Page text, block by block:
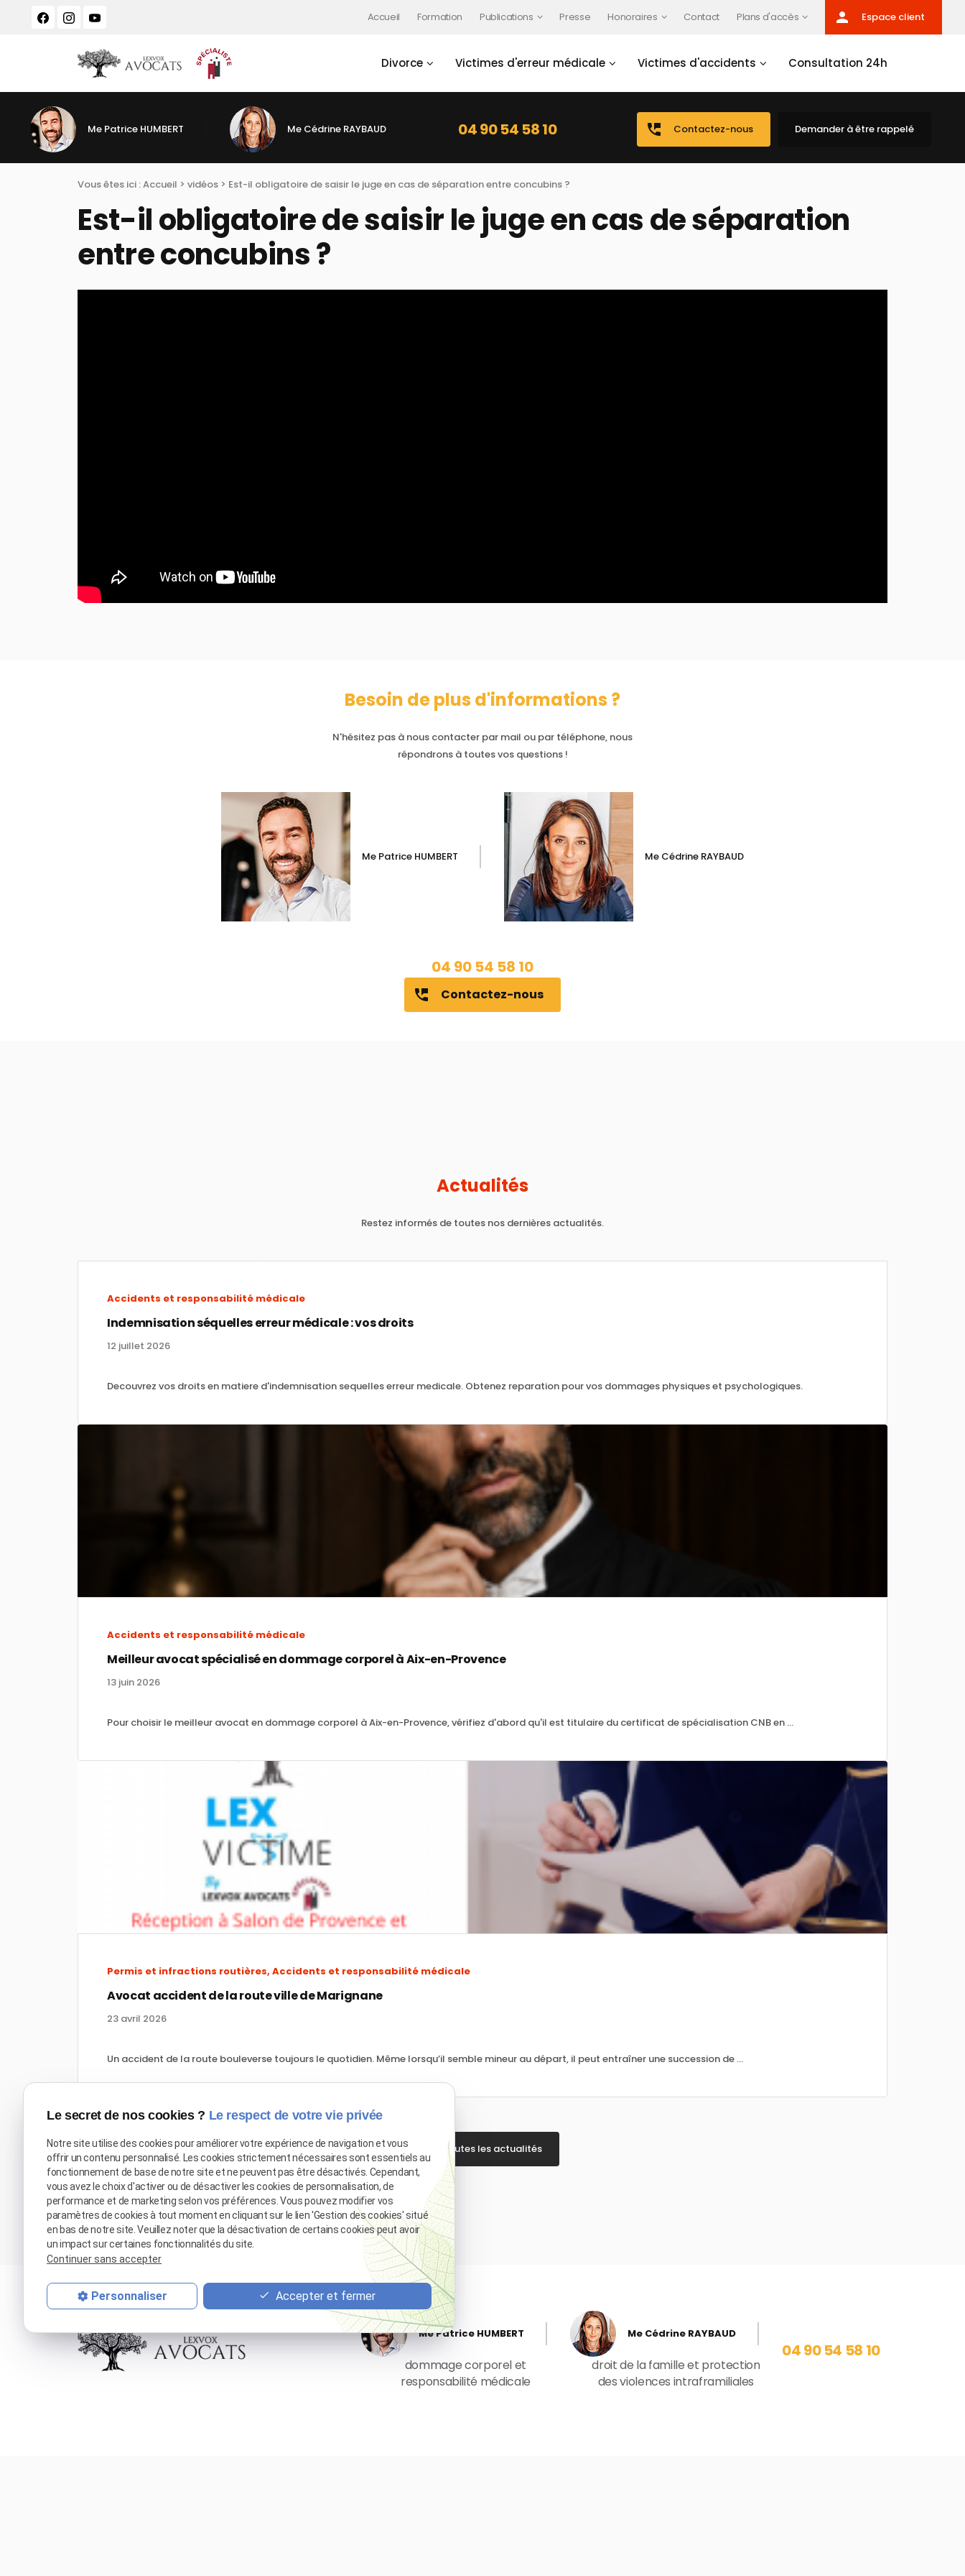
Accueil Formation Publications Presse Honoraires Contact Plans d'accès person Espace client
Divorce Victimes d'erreur médicale Victimes d'accidents Consultation 24h
Me Patrice HUMBERT Me Cédrine RAYBAUD 04 90 54 58 10 perm_phone_msg Contactez-nous Demander à être rappelé
Vous êtes ici :Accueil > vidéos > Est-il obligatoire de saisir le juge en cas de séparation entre concubins ?
Est-il obligatoire de saisir le juge en cas de séparation
entre concubins ?
Besoin de plus d'informations ?
N'hésitez pas à nous contacter par mail ou par téléphone, nous
répondrons à toutes vos questions !
Me Patrice HUMBERT Me Cédrine RAYBAUD
04 90 54 58 10
perm_phone_msg Contactez-nous
Actualités
Restez informés de toutes nos dernières actualités.
Accidents et responsabilité médicale
Indemnisation séquelles erreur médicale : vos droits
12 juillet 2026
Decouvrez vos droits en matiere d'indemnisation sequelles erreur medicale. Obtenez reparation pour vos dommages physiques et psychologiques.
Accidents et responsabilité médicale
Meilleur avocat spécialisé en dommage corporel à Aix-en-Provence
13 juin 2026
Pour choisir le meilleur avocat en dommage corporel à Aix-en-Provence, vérifiez d'abord qu'il est titulaire du certificat de spécialisation CNB en ...
Permis et infractions routières, Accidents et responsabilité médicale
Avocat accident de la route ville de Marignane
23 avril 2026
Un accident de la route bouleverse toujours le quotidien. Même lorsqu’il semble mineur au départ, il peut entraîner une succession de ...
Voir toutes les actualités
Me Patrice HUMBERT
dommage corporel et
responsabilité médicale
Me Cédrine RAYBAUD
droit de la famille et protection
des violences intraframiliales
04 90 54 58 10
Le secret de nos cookies ? Le respect de votre vie privée
Notre site utilise des cookies pour améliorer votre expérience de navigation et vous
offrir un contenu personnalisé. Les cookies strictement nécessaires sont essentiels au
fonctionnement de base de notre site et ne peuvent pas être désactivés. Cependant,
vous avez le choix d'activer ou de désactiver les cookies de personnalisation, de
performance et de marketing selon vos préférences. Vous pouvez modifier vos
paramètres de cookies à tout moment en cliquant sur le lien 'Gestion des cookies' situé
en bas de notre site. Veuillez noter que la désactivation de certains cookies peut avoir
un impact sur certaines fonctionnalités du site.
Continuer sans accepter
Personnaliser Accepter et fermer